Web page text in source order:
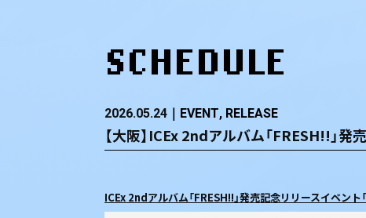
SCHEDULE
2026.05.24 EVENT RELEASE
【大阪】ICEx 2ndアルバム「FRESH!!」
ICEx 2ndアルバム「FRESH!!」発売記念リリースイベント